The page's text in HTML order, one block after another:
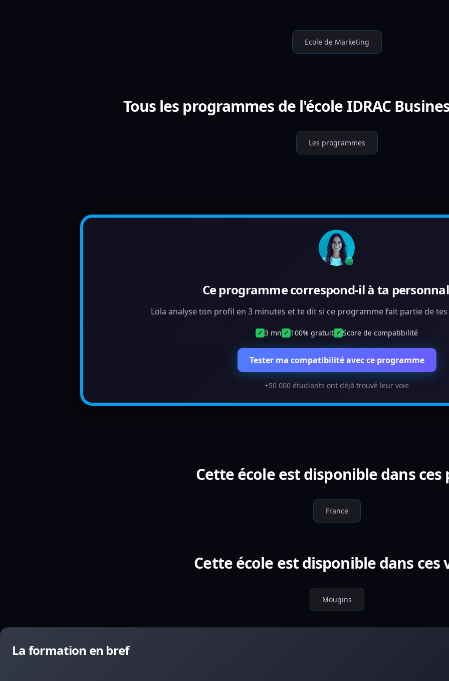
Ecole de Marketing
Tous les programmes de l'école IDRAC
Les programmes
Ce programme correspond-il à ta
Lola analyse ton profil en 3 minutes et te dit si ce programme fait partie de tes
✓ 3 mn ✓ 100% gratuit ✓ Score de compatibilité
Tester ma compatibilité avec ce programme
+50 000 étudiants ont déjà trouvé leur voie
Cette école est disponible dans ces
France
Cette école est disponible dans ces
Mougins
La formation en bref